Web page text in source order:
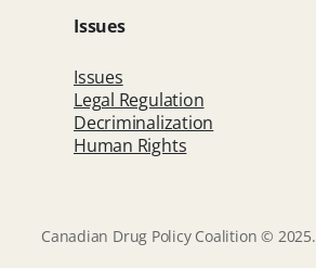
Issues
Issues
Legal Regulation
Decriminalization
Human Rights
Canadian Drug Policy Coalition © 2025.